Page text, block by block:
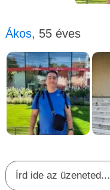
Ákos, 55 éves